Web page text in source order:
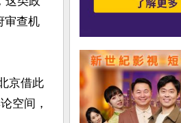
审查机
京借此
空间，